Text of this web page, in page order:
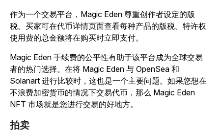
作为一个交易平台，Magic Eden 尊重创作者设定的版
税。买家可在代币详情页面查看每种产品的版税。特许权
使用费的总金额将在购买时立即支付。
Magic Eden 手续费的公平性有助于该平台成为全球交易
者的热门选择。在将 Magic Eden 与 OpenSea 和
Solanart 进行比较时，这也是一个主要问题。如果您想在
不浪费加密货币的情况下交易代币，那么 Magic Eden
NFT 市场就是您进行交易的好地方。
拍卖